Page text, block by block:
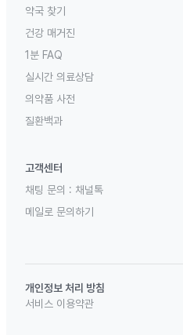
약국 찾기
건강 매거진
1분 FAQ
실시간 의료상담
의약품 사전
질환백과
고객센터
채팅 문의 : 채널톡
메일로 문의하기
개인정보 처리 방침
서비스 이용약관